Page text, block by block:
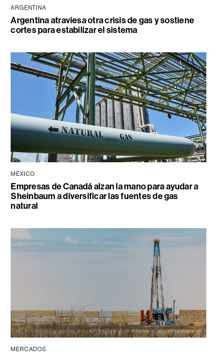
ARGENTINA
Argentina atraviesa otra crisis de gas y sostiene
cortes para estabilizar el sistema
MÉXICO
Empresas de Canadá alzan la mano para ayudar a
Sheinbaum a diversificar las fuentes de gas
natural
MERCADOS